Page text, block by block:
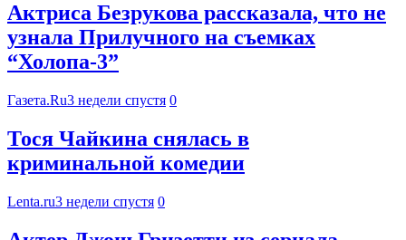
Актриса Безрукова рассказала, что не
узнала Прилучного на съемках
“Холопа-3”
Газета.Ru3 недели спустя 0
Тося Чайкина снялась в
криминальной комедии
Lenta.ru3 недели спустя 0